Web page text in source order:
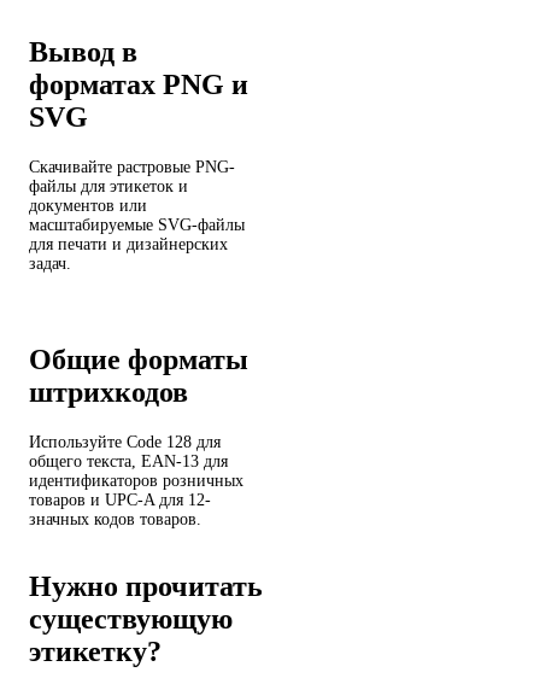
Вывод в
форматах PNG и
SVG
Скачивайте растровые PNG-
файлы для этикеток и
документов или
масштабируемые SVG-файлы
для печати и дизайнерских
задач.
Общие форматы
штрихкодов
Используйте Code 128 для
общего текста, EAN-13 для
идентификаторов розничных
товаров и UPC-A для 12-
значных кодов товаров.
Нужно прочитать
существующую
этикетку?